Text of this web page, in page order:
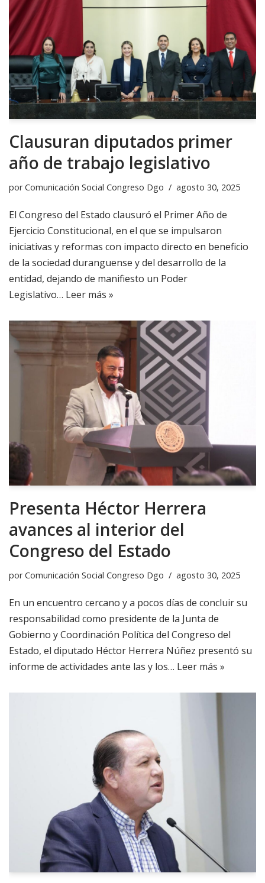
Clausuran diputados primer
año de trabajo legislativo
porComunicación Social Congreso Dgo agosto 30, 2025
El Congreso del Estado clausuró el Primer Año de
Ejercicio Constitucional, en el que se impulsaron
iniciativas y reformas con impacto directo en beneficio
de la sociedad duranguense y del desarrollo de la
entidad, dejando de manifiesto un Poder
Legislativo… Leer más »
Presenta Héctor Herrera
avances al interior del
Congreso del Estado
porComunicación Social Congreso Dgo agosto 30, 2025
En un encuentro cercano y a pocos días de concluir su
responsabilidad como presidente de la Junta de
Gobierno y Coordinación Política del Congreso del
Estado, el diputado Héctor Herrera Núñez presentó su
informe de actividades ante las y los… Leer más »